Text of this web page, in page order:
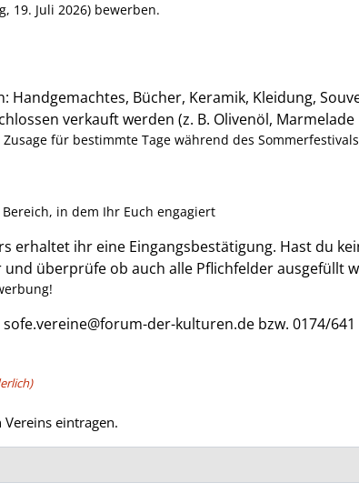
19. Juli 2026) bewerben.
Bücher, Keramik, Kleidung,
verkauft werden (z. B. Olivenöl, Marmelade
für bestimmte Tage während des
in dem Ihr Euch engagiert
erhaltet ihr eine Eingangsbestätigung. Hast du
überprüfe ob auch alle Pflichfelder ausgefüllt
der-kulturen.de bzw. 0174/641
eintragen.